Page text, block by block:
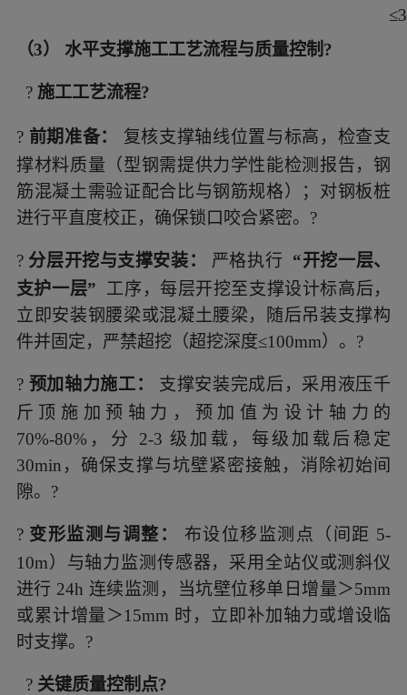
（3） 水平支撑施工工艺流程与质量控制?
? 施工工艺流程?
? 前期准备： 复核支撑轴线位置与标高，检查支
撑材料质量（型钢需提供力学性能检测报告，钢
筋混凝土需验证配合比与钢筋规格）；对钢板桩
进行平直度校正，确保锁口咬合紧密。?
? 分层开挖与支撑安装： 严格执行 “开挖一层、
支护一层”
工序，每层开挖至支撑设计标高后，
立即安装钢腰梁或混凝土腰梁，随后吊装支撑构
件并固定，严禁超挖（超挖深度≤100mm）。?
? 预加轴力施工： 支撑安装完成后，采用液压千
斤顶施加预轴力，预加值为设计轴力的
70%-80%，分 2-3 级加载，每级加载后稳定
30min，确保支撑与坑壁紧密接触，消除初始间
隙。?
? 变形监测与调整： 布设位移监测点（间距 5-
10m）与轴力监测传感器，采用全站仪或测斜仪
进行 24h 连续监测，当坑壁位移单日增量＞5mm
或累计增量＞15mm 时，立即补加轴力或增设临
时支撑。?
? 关键质量控制点?